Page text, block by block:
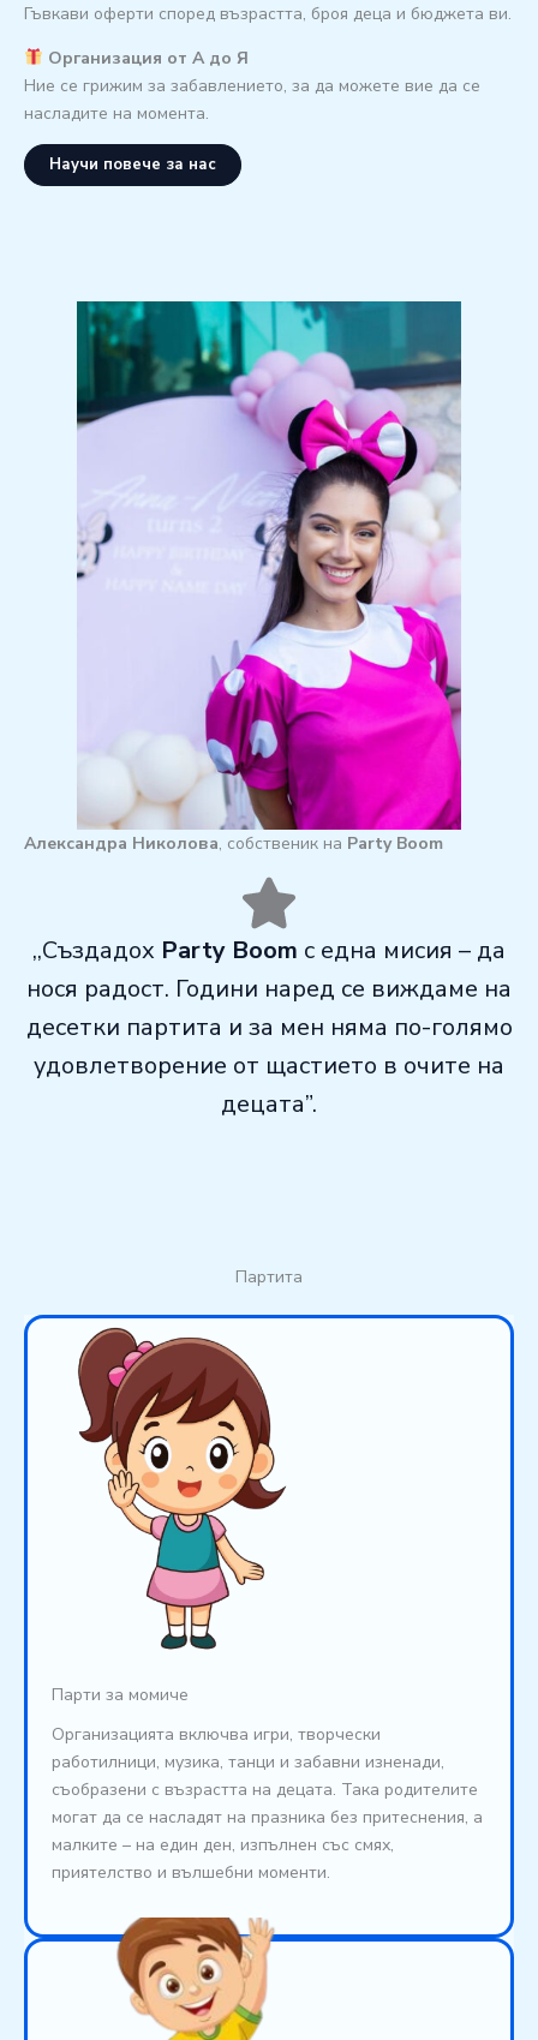
Гъвкави оферти според възрастта, броя деца и бюджета ви.
Организация от А до Я
Ние се грижим за забавлението, за да можете вие да се
насладите на момента.
Научи повече за нас
Александра Николова, собственик на Party Boom
,,Създадох Party Boom с една мисия – да
нося радост. Години наред се виждаме на
десетки партита и за мен няма по-голямо
удовлетворение от щастието в очите на
децата”.
Партита
Парти за момиче
Организацията включва игри, творчески
работилници, музика, танци и забавни изненади,
съобразени с възрастта на децата. Така родителите
могат да се насладят на празника без притеснения, а
малките – на един ден, изпълнен със смях,
приятелство и вълшебни моменти.